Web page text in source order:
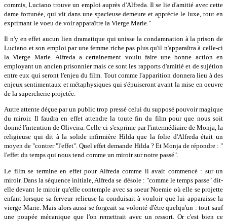
commis, Luciano trouve un emploi auprès d'Alfreda. Il se lie d'amitié avec cette
dame fortunée, qui vit dans une spacieuse demeure et apprécie le luxe, tout en
exprimant le voeu de voir apparaître la Vierge Marie."
Il n'y en effet aucun lien dramatique qui unisse la condamnation à la prison de
Luciano et son emploi par une femme riche pas plus qu'il n'apparaîtra à celle-ci
la Vierge Marie. Alfreda a certainement voulu faire une bonne action en
employant un ancien prisonnier mais ce sont les rapports d'amitié et de sujétion
entre eux qui seront l'enjeu du film. Tout comme l'apparition donnera lieu à des
enjeux sentimentaux et métaphysiques qui s'épuiseront avant la mise en oeuvre
de la supercherie projetée.
Autre attente déçue par un public trop pressé celui du supposé pouvoir magique
du miroir. Il faudra en effet attendre la toute fin du film pour que nous soit
donné l'intention de Oliveira. Celle-ci s'exprime par l'intermédiaire de Monja, la
religieuse qui dit à la solide infirmière Hilda que la folie d'Alfreda était un
moyen de "contrer "l'effet". Quel effet demande Hilda ? Et Monja de répondre : "
l'effet du temps qui nous tend comme un miroir sur notre passé".
Le film se termine en effet pour Alfreda comme il avait commencé : sur un
miroir. Dans la séquence initiale, Alfreda se désole : "comme le temps passe" dit-
elle devant le miroir qu'elle contemple avec sa soeur Noemie où elle se projette
enfant lorsque sa ferveur relieuse la conduisait à vouloir que lui apparaisse la
vierge Marie. Mais alors aussi se forgeait sa volonté d'être quelqu'un : tout sauf
une poupée mécanique que l'on remettrait avec un ressort. Or c'est bien ce